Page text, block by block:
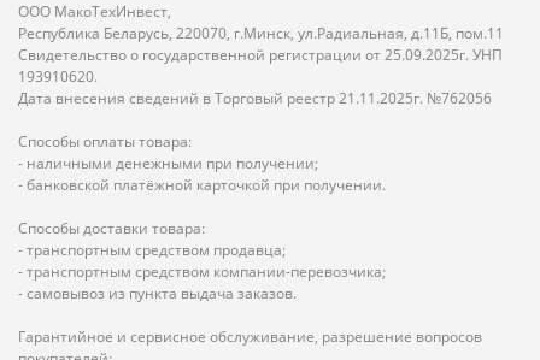
ООО МакоТехИнвест,
Республика Беларусь, 220070, г.Минск, ул.Радиальная, д.11Б, пом.11
Свидетельство о государственной регистрации от 25.09.2025г. УНП
193910620.
Дата внесения сведений в Торговый реестр 21.11.2025г. №762056
Способы оплаты товара:
- наличными денежными при получении;
- банковской платёжной карточкой при получении.
Способы доставки товара:
- транспортным средством продавца;
- транспортным средством компании-перевозчика;
- самовывоз из пункта выдача заказов.
Гарантийное и сервисное обслуживание, разрешение вопросов